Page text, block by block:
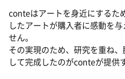
conteはアートを身近にするた
したアートが購入者に感動を
せん。
その実現のため、研究を重ね
して完成したのがconteが提供